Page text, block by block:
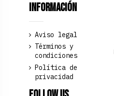
Información
Aviso legal
Términos y
condiciones
Política de
privacidad